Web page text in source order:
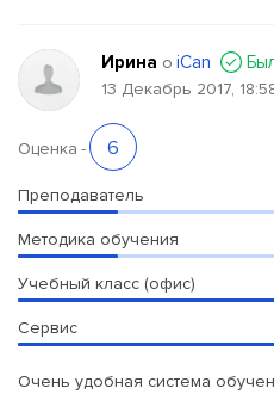
Ирина о iCan
13 Декабрь 2017,
Оценка - 6
Преподаватель
Методика обучения
Учебный класс (офис)
Сервис
Очень удобная система